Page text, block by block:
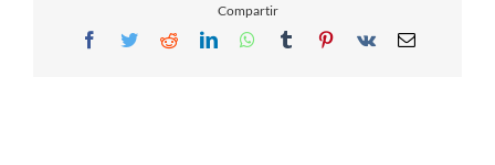
Compartir
Facebook
TwitterRedditLinkedInWhatsApp
TumblrPinterest
Vk Email